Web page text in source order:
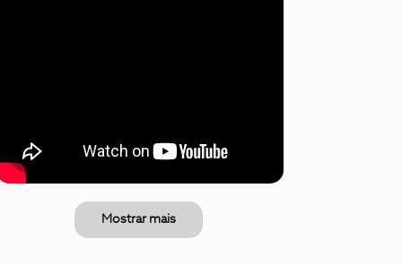
Mostrar mais